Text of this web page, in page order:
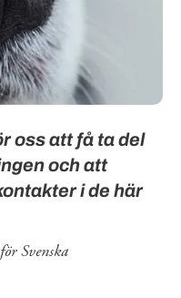
oss att få ta del
och att
i de här
Svenska